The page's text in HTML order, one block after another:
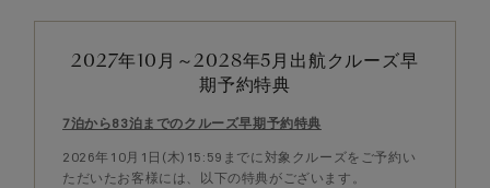
2027年10月～2028年5月出航クルーズ早
期予約特典
7泊から83泊までのクルーズ早期予約特典
2026年10月1日(木)15:59までに対象クルーズをご予約い
ただいたお客様には、以下の特典がございます。